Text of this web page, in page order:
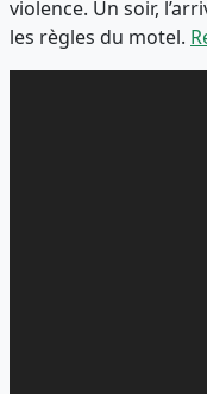
violence. Un soir,
les règles du motel.